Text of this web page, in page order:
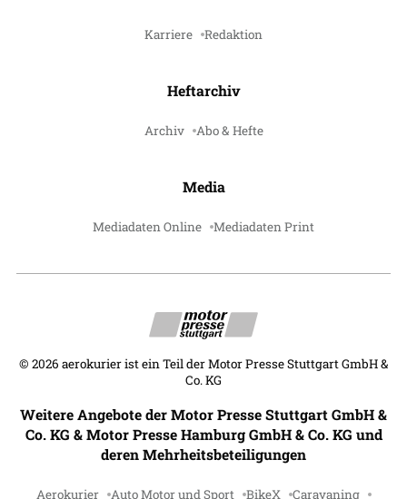
Karriere Redaktion
Heftarchiv
Archiv Abo & Hefte
Media
Mediadaten Online Mediadaten Print
© 2026 aerokurier ist ein Teil der Motor Presse Stuttgart GmbH &
Co. KG
Weitere Angebote der Motor Presse Stuttgart GmbH &
Co. KG & Motor Presse Hamburg GmbH & Co. KG und
deren Mehrheitsbeteiligungen
Aerokurier Auto Motor und Sport BikeX Caravaning